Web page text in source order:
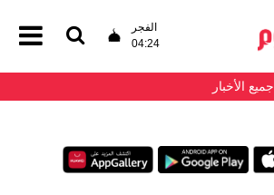
الفجر
04:24
جميع الأخبار